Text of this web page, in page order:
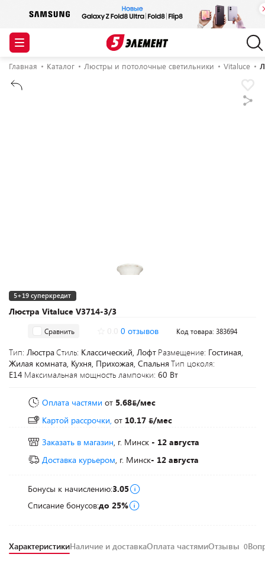
Главная Каталог Люстры и потолочные светильники Vitaluce
Люстра Vitaluce V3714-3/3
5+19 суперкредит
Сравнить 0 отзывов Код товара: 383694
Тип: ЛюстраСтиль: Классический, Лофт Размещение: Гостиная,
Жилая комната, Кухня, Прихожая, Спальня Тип цоколя:
E14 Максимальная мощность лампочки: 60 Вт
Оплата частями от 5.68 /мес
Картой рассрочки, от 10.17
/мес
Заказать в магазин, г. Минск - 12 августа
Доставка курьером, г. Минск- 12 августа
Бонусы к начислению:3.05
Списание бонусов:до 25%
ХарактеристикиНаличие и доставкаОплата частямиОтзывы 0